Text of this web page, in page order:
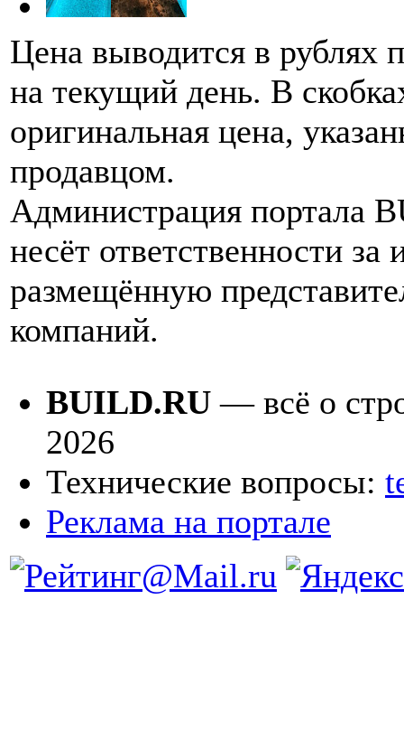
Цена выводится в рублях
на текущий день. В
оригинальная цена,
продавцом.
Администрация портала
несёт ответственности
размещённую
компаний.
BUILD.RU — всё о
2026
Технические вопросы:
Реклама на портале